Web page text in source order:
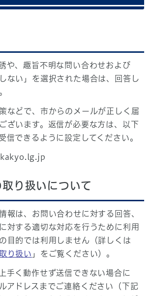
や、趣旨不明な問い合わせおよび
ない」を選択された場合は、回答し
などで、市からのメールが正しく届
ざいます。返信が必要な方は、以下
信できるように設定してください。
り扱いについて
報は、お問い合わせに対する回答、
対する適切な対応を行うために利用
目的では利用しません（詳しくは
り扱い 」をご覧ください）。
手く動作せず送信できない場合に
アドレスまでご連絡ください（下記